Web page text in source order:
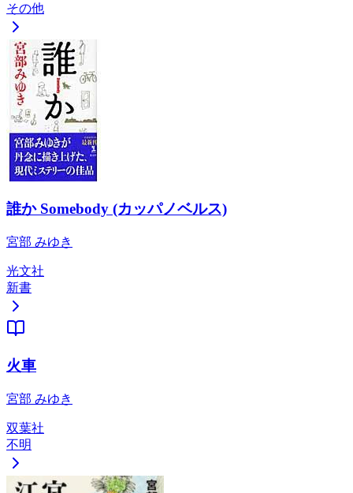
その他
誰か Somebody (カッパノベルス)
宮部 みゆき
光文社
新書
火車
宮部 みゆき
双葉社
不明